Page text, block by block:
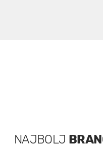
NAJBOLJ